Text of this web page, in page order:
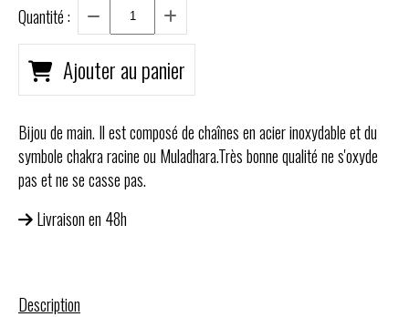
Quantité :
Ajouter au panier
Bijou de main. Il est composé de chaînes en acier inoxydable et du
symbole chakra racine ou Muladhara.Très bonne qualité ne s'oxyde
pas et ne se casse pas.
Livraison en 48h
Description